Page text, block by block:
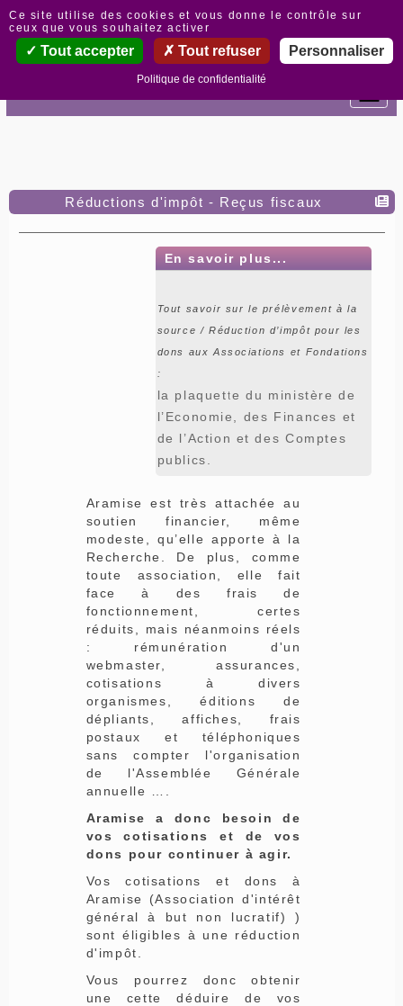
Réductions d'impôt - Reçus fiscaux
En savoir plus...
Tout savoir sur le prélèvement à la
source / Réduction d’impôt pour les
dons aux Associations et Fondations
:
la plaquette du ministère de
l’Economie, des Finances et
de l’Action et des Comptes
publics.
Aramise est très attachée au
soutien financier, même
modeste, qu’elle apporte à la
Recherche. De plus, comme
toute association, elle fait
face à des frais de
fonctionnement, certes
réduits, mais néanmoins réels
: rémunération d'un
webmaster, assurances,
cotisations à divers
organismes, éditions de
dépliants, affiches, frais
postaux et téléphoniques
sans compter l'organisation
de l'Assemblée Générale
annuelle ….
Aramise a donc besoin de
vos cotisations et de vos
dons pour continuer à agir.
Vos cotisations et dons à
Aramise (Association d'intérêt
général à but non lucratif) )
sont éligibles à une réduction
d'impôt.
Vous pourrez donc obtenir
une cette déduire de vos
Panneau de gestion des cookies
Ce site utilise des cookies et vous donne le contrôle sur
ceux que vous souhaitez activer
Tout accepter Tout refuser Personnaliser
Politique de confidentialité